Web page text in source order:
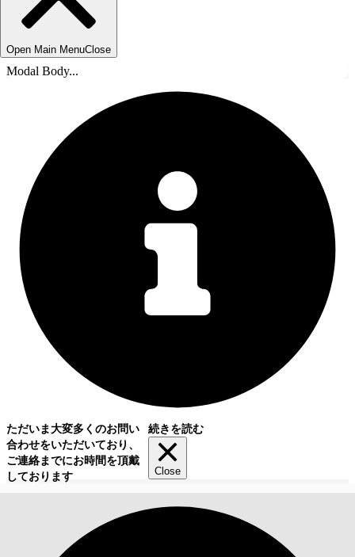
Open Main MenuClose
Modal Body...
ただいま大変多くのお問い
合わせをいただいており、
ご連絡までにお時間を頂戴
しております
続きを読む
Close